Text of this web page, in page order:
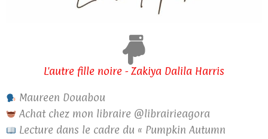
L'autre fille noire - Zakiya Dalila Harris
Maureen Douabou
Achat chez mon libraire @librairieagora
Lecture dans le cadre du « Pumpkin Autumn